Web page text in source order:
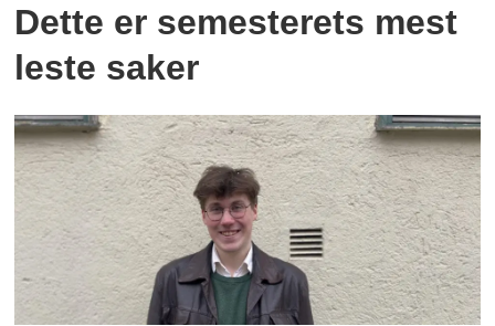
Dette er semesterets mest
leste saker